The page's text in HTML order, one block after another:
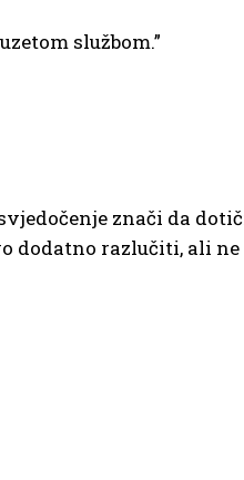
službom.”
znači da
razlučiti, ali